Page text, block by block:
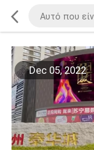
Dec 05, 2022